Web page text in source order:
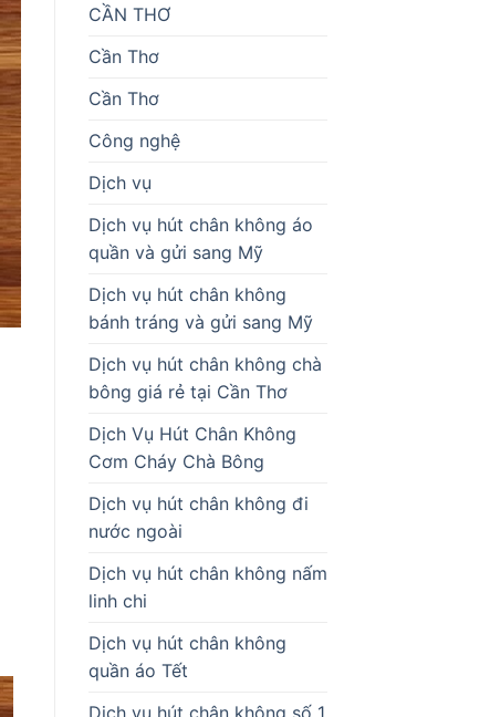
CẦN THƠ
Cần Thơ
Cần Thơ
Công nghệ
Dịch vụ
Dịch vụ hút chân không áo
quần và gửi sang Mỹ
Dịch vụ hút chân không
bánh tráng và gửi sang Mỹ
Dịch vụ hút chân không chà
bông giá rẻ tại Cần Thơ
Dịch Vụ Hút Chân Không
Cơm Cháy Chà Bông
Dịch vụ hút chân không đi
nước ngoài
Dịch vụ hút chân không nấm
linh chi
Dịch vụ hút chân không
quần áo Tết
Dịch vụ hút chân không số 1